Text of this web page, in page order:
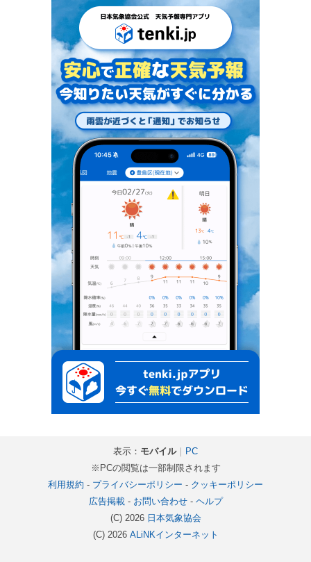
表示： モバイル｜ PC
※PCの閲覧は一部制限されます
利用規約 - プライバシーポリシー - クッキーポリシー
広告掲載- お問い合わせ- ヘルプ
(C) 2026 日本気象協会
(C) 2026 ALiNKインターネット